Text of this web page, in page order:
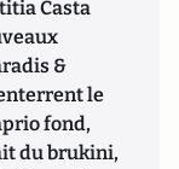
Casta
&
le
fond,
du brukini,